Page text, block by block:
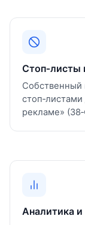
Стоп‑листы
Собственный
рекламе»
Аналитика